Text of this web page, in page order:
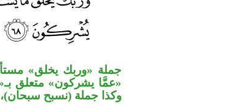
جملة «وربك يخلق»
«عمَّا يشركون» متعلق
وكذا جملة (نسبح